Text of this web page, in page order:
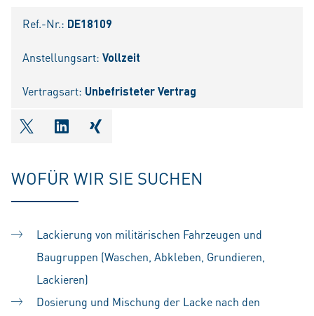
Ref.-Nr.: DE18109
Anstellungsart: Vollzeit
Vertragsart: Unbefristeter Vertrag
shareOntwitter
shareOnlinkedIn
shareOnxing
WOFÜR WIR SIE SUCHEN
Lackierung von militärischen Fahrzeugen und
Baugruppen (Waschen, Abkleben, Grundieren,
Lackieren)
Dosierung und Mischung der Lacke nach den